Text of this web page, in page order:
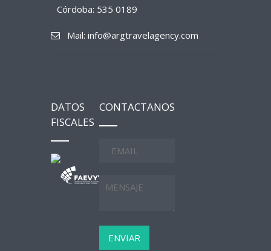
Córdoba: 535 0189
Mail: info@argtravelagency.com
DATOS
FISCALES
CONTACTANOS